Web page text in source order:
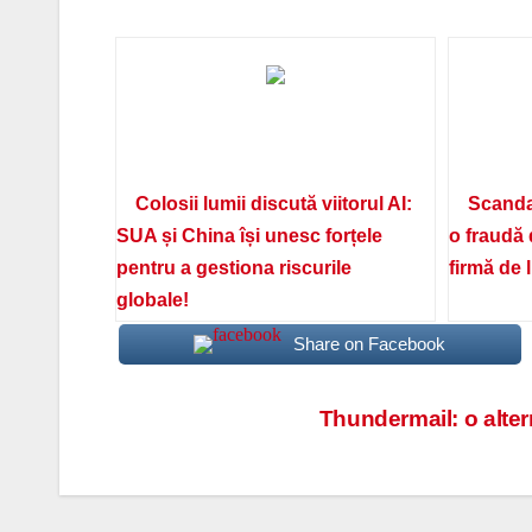
Colosii lumii discută viitorul AI:
SUA și China își unesc forțele
pentru a gestiona riscurile
globale!
o fraudă
firmă de
Share on Facebook
Thundermail: o